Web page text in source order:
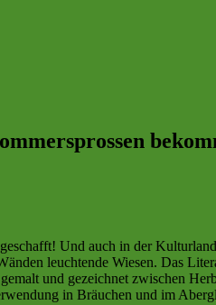
Und auch in der
leuchtende Wiesen. Das
und gezeichnet zwischen
in Bräuchen und im